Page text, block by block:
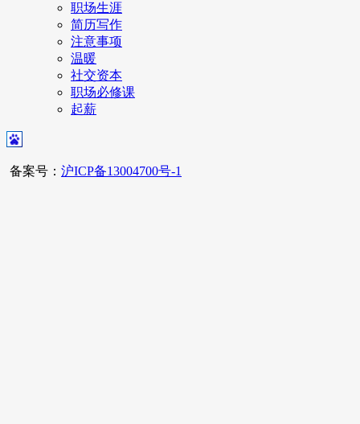
职场生涯
简历写作
注意事项
温暖
社交资本
职场必修课
起薪
备案号： 沪ICP备13004700号-1